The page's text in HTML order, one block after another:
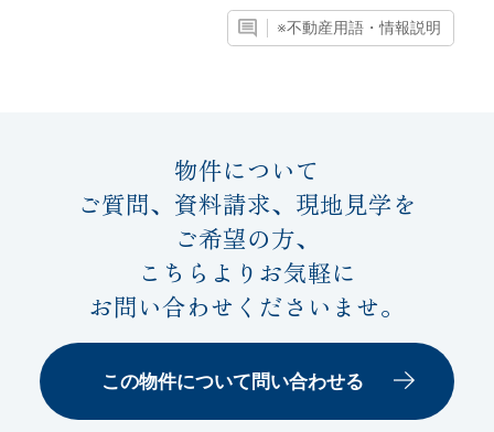
※不動産用語・情報説明
物件について
ご質問、資料請求、現地見学を
ご希望の方、
こちらよりお気軽に
お問い合わせくださいませ。
この物件について問い合わせる